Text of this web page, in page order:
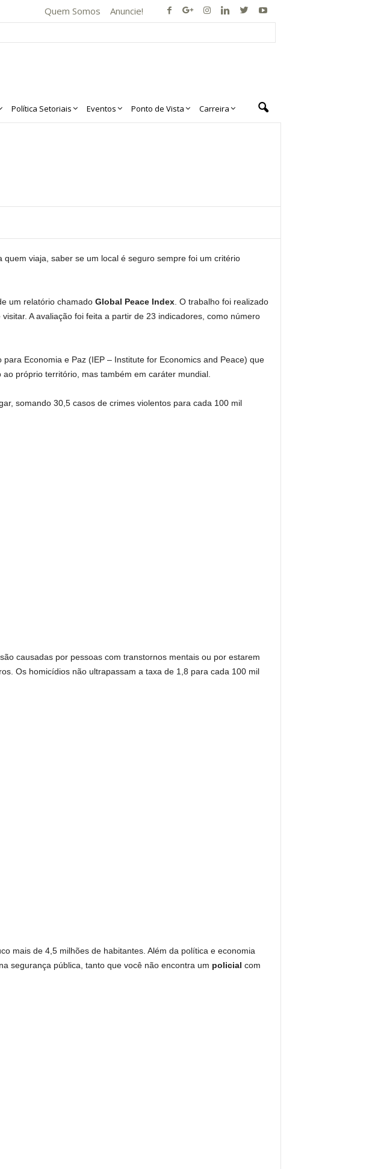
Quem Somos Anuncie!
Política Setoriais Eventos Ponto de Vista Carreira
quem viaja, saber se um local é seguro sempre foi um critério
um relatório chamado Global Peace Index. O trabalho foi realizado
A avaliação foi feita a partir de 23 indicadores, como número
Economia e Paz (IEP – Institute for Economics and Peace) que
próprio território, mas também em caráter mundial.
somando 30,5 casos de crimes violentos para cada 100 mil
causadas por pessoas com transtornos mentais ou por estarem
Os homicídios não ultrapassam a taxa de 1,8 para cada 100 mil
mais de 4,5 milhões de habitantes. Além da política e economia
segurança pública, tanto que você não encontra um policial com